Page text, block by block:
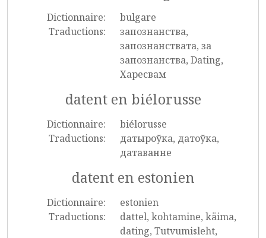
Dictionnaire:
bulgare
Traductions:
запознанства,
запознанствата, за
запознанства, Dating,
Харесвам
datent en biélorusse
Dictionnaire:
biélorusse
Traductions:
датыроўка, датоўка,
датаванне
datent en estonien
Dictionnaire:
estonien
Traductions:
dattel, kohtamine, käima,
dating, Tutvumisleht,